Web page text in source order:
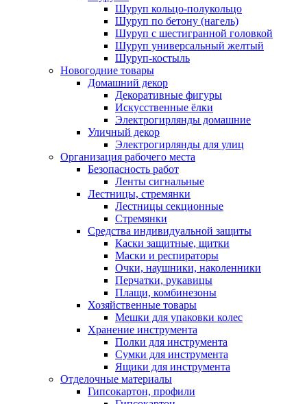
Шуруп кольцо-полукольцо
Шуруп по бетону (нагель)
Шуруп с шестигранной головкой
Шуруп универсальный желтый
Шуруп-костыль
Новогодние товары
Домашний декор
Декоративные фигуры
Искусственные ёлки
Электрогирлянды домашние
Уличный декор
Электрогирлянды для улиц
Организация рабочего места
Безопасность работ
Ленты сигнальные
Лестницы, стремянки
Лестницы секционные
Стремянки
Средства индивидуальной защиты
Каски защитные, щитки
Маски и респираторы
Очки, наушники, наколенники
Перчатки, рукавицы
Плащи, комбинезоны
Хозяйственные товары
Мешки для упаковки колес
Хранение инструмента
Полки для инструмента
Сумки для инструмента
Ящики для инструмента
Отделочные материалы
Гипсокартон, профили